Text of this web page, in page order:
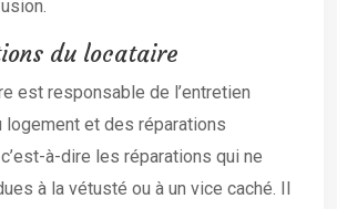
du locataire
est responsable de l’entretien
logement et des réparations
à-dire les réparations qui ne
à la vétusté ou à un vice caché. Il